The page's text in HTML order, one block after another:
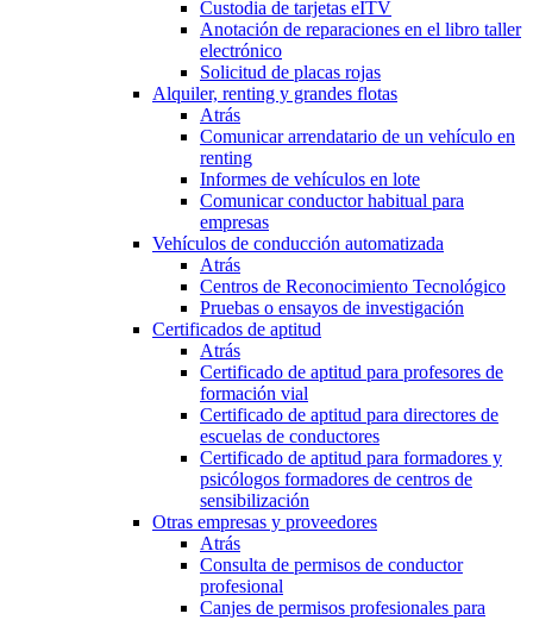
Custodia de tarjetas eITV
Anotación de reparaciones en el libro taller
electrónico
Solicitud de placas rojas
Alquiler, renting y grandes flotas
Atrás
Comunicar arrendatario de un vehículo en
renting
Informes de vehículos en lote
Comunicar conductor habitual para
empresas
Vehículos de conducción automatizada
Atrás
Centros de Reconocimiento Tecnológico
Pruebas o ensayos de investigación
Certificados de aptitud
Atrás
Certificado de aptitud para profesores de
formación vial
Certificado de aptitud para directores de
escuelas de conductores
Certificado de aptitud para formadores y
psicólogos formadores de centros de
sensibilización
Otras empresas y proveedores
Atrás
Consulta de permisos de conductor
profesional
Canjes de permisos profesionales para